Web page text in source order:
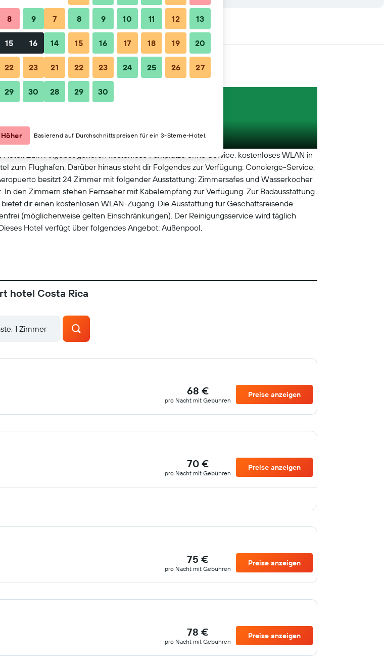
Unterkünfte in der Nähe
Zum Angebot gehören kostenlose Parkplätze ohne Service, kostenloses WLAN in
zum Flughafen. Darüber hinaus steht dir Folgendes zur Verfügung: Concierge-Service,
besitzt 24 Zimmer mit folgender Ausstattung: Zimmersafes und Wasserkocher
den Zimmern stehen Fernseher mit Kabelempfang zur Verfügung. Zur Badausstattung
dir einen kostenlosen WLAN-Zugang. Die Ausstattung für Geschäftsreisende
(möglicherweise gelten Einschränkungen). Der Reinigungsservice wird täglich
Hotel verfügt über folgendes Angebot: Außenpool.
Kartenansicht
hotel Costa Rica
1 Zimmer
68 €
pro Nacht mit Gebühren
Preise anzeigen
70 €
pro Nacht mit Gebühren
Preise anzeigen
75 €
pro Nacht mit Gebühren
Preise anzeigen
78 €
pro Nacht mit Gebühren
Preise anzeigen
8 9
15 16
22 23
29 30
7 8 9 10 11 12 13
14 15 16 17 18 19 20
21 22 23 24 25 26 27
28 29 30
Höher Basierend auf Durchschnittspreisen für ein 3-Sterne-Hotel.